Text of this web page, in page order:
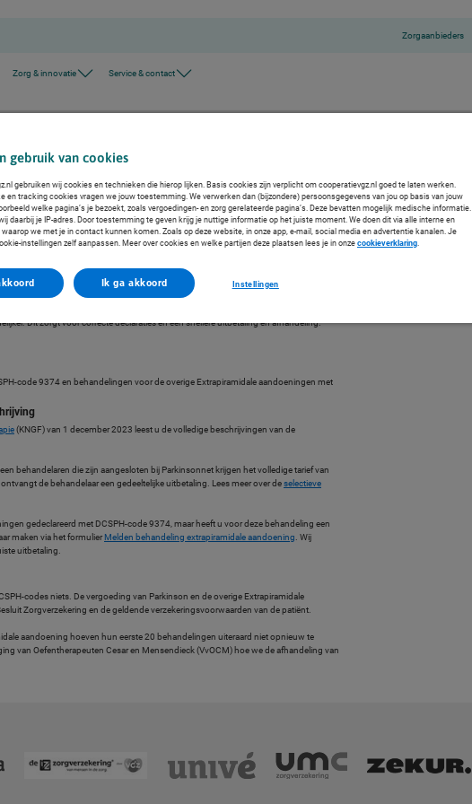
Zorgaanbieders
Zorg & innovatie Service & contact
Parkinson en overige
aandoeningen te verduidelijken, is op landelijk niveau besloten om vanaf 1 januari
DCSPH-code voor Parkinson en voor de overige Extrapiramidale
Dit zorgt voor correcte declaraties en een snellere uitbetaling en afhandeling.
code 9374 en behandelingen voor de overige Extrapiramidale aandoeningen met
(KNGF) van 1 december 2023 leest u de volledige beschrijvingen van de
behandelaren die zijn aangesloten bij Parkinsonnet krijgen het volledige tarief van
de behandelaar een gedeeltelijke uitbetaling. Lees meer over deselectieve
gedeclareerd met DCSPH-code 9374, maar heeft u voor deze behandeling een
maken via het formulier Melden behandeling extrapiramidale aandoening. Wij
uitbetaling.
codes niets. De vergoeding van Parkinson en de overige Extrapiramidale
Zorgverzekering en de geldende verzekeringsvoorwaarden van de patiënt.
aandoening hoeven hun eerste 20 behandelingen uiteraard niet opnieuw te
van Oefentherapeuten Cesar en Mensendieck (VvOCM) hoe we de afhandeling van
gebruik van cookies
gebruiken wij cookies en technieken die hierop lijken. Basis cookies zijn verplicht om cooperatievgz.nl goed te laten werken.
en tracking cookies vragen we jouw toestemming. We verwerken dan (bijzondere) persoonsgegevens van jou op basis van jouw
welke pagina’s je bezoekt, zoals vergoedingen- en zorg gerelateerde pagina’s. Deze bevatten mogelijk medische informatie.
daarbij je IP-adres. Door toestemming te geven krijg je nuttige informatie op het juiste moment. We doen dit via alle interne en
we met je in contact kunnen komen. Zoals op deze website, in onze app, e-mail, social media en advertentie kanalen. Je
instellingen zelf aanpassen. Meer over cookies en welke partijen deze plaatsen lees je in onze cookieverklaring.
Instellingen
Ik ga akkoord